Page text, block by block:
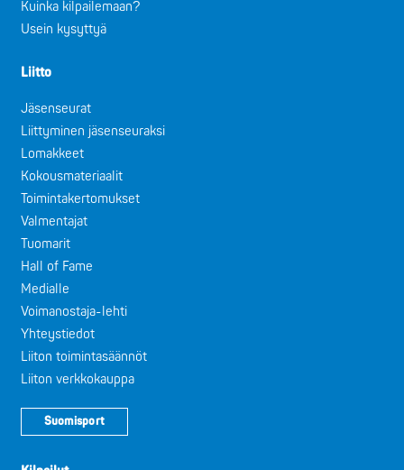
Kuinka kilpailemaan?
Usein kysyttyä
Liitto
Jäsenseurat
Liittyminen jäsenseuraksi
Lomakkeet
Kokousmateriaalit
Toimintakertomukset
Valmentajat
Tuomarit
Hall of Fame
Medialle
Voimanostaja-lehti
Yhteystiedot
Liiton toimintasäännöt
Liiton verkkokauppa
Suomisport